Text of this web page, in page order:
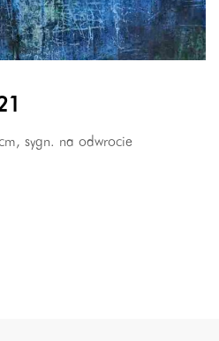
sygn. na odwrocie